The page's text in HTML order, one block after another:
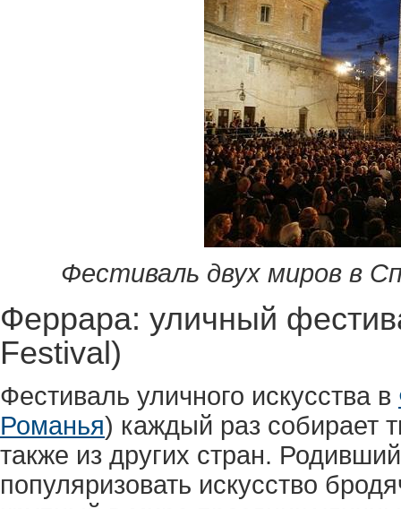
Фестиваль двух миров в
Феррара: уличный
Festival)
Фестиваль уличного искусства в
Романья) каждый раз собирает
также из других стран.
популяризовать искусство